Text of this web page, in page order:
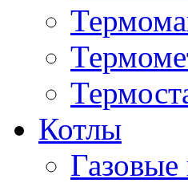
Котлы
Газовые